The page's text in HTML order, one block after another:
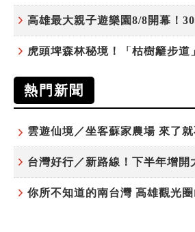
熱門新聞
雲遊仙境／坐客蘇家農場 來了
你所不知道的南台灣 高雄觀光